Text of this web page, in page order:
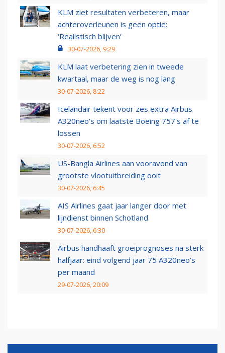
KLM ziet resultaten verbeteren, maar
achteroverleunen is geen optie:
‘Realistisch blijven’
30-07-2026, 9:29
KLM laat verbetering zien in tweede
kwartaal, maar de weg is nog lang
30-07-2026, 8:22
Icelandair tekent voor zes extra Airbus
A320neo's om laatste Boeing 757's af te
lossen
30-07-2026, 6:52
US-Bangla Airlines aan vooravond van
grootste vlootuitbreiding ooit
30-07-2026, 6:45
AIS Airlines gaat jaar langer door met
lijndienst binnen Schotland
30-07-2026, 6:30
Airbus handhaaft groeiprognoses na sterk
halfjaar: eind volgend jaar 75 A320neo’s
per maand
29-07-2026, 20:09